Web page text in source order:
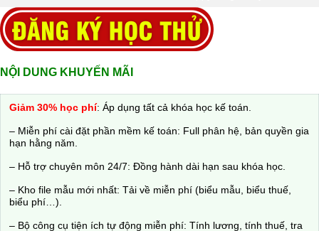
NỘI DUNG KHUYẾN MÃI
Giảm 30% học phí: Áp dụng tất cả khóa học kế toán.
– Miễn phí cài đặt phần mềm kế toán: Full phân hệ, bản quyền gia
hạn hằng năm.
– Hỗ trợ chuyên môn 24/7: Đồng hành dài hạn sau khóa học.
– Kho file mẫu mới nhất: Tải về miễn phí (biểu mẫu, biểu thuế,
biểu phí…).
– Bộ công cụ tiện ích tự động miễn phí: Tính lương, tính thuế, tra